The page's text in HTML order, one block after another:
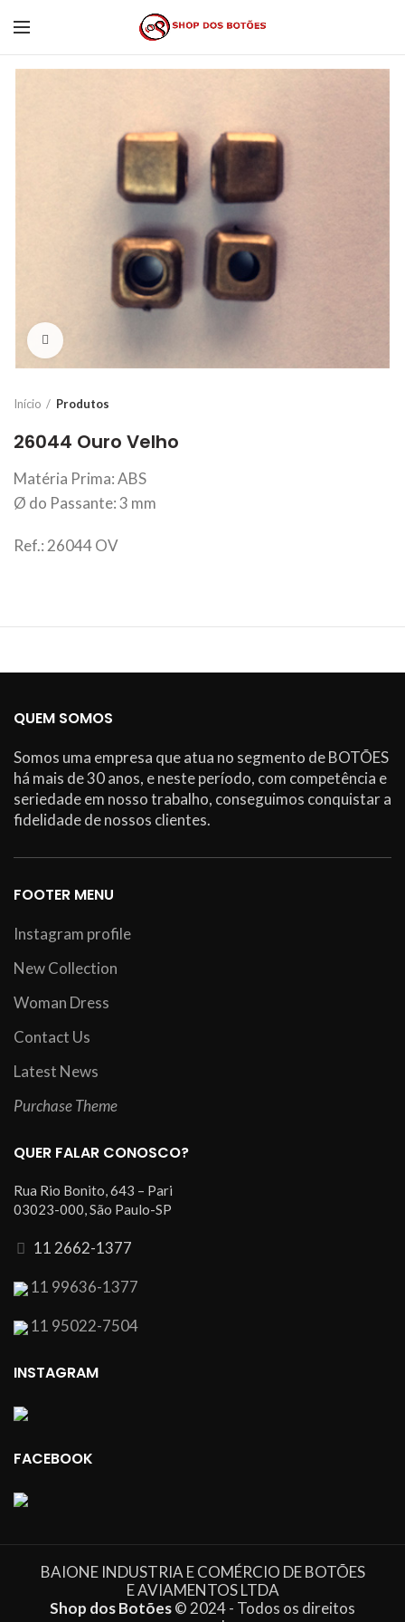
Início Produtos
26044 Ouro Velho
Matéria Prima: ABS
Ø do Passante: 3 mm
Ref.: 26044 OV
QUEM SOMOS
Somos uma empresa que atua no segmento de BOTÕES
há mais de 30 anos, e neste período, com competência e
seriedade em nosso trabalho, conseguimos conquistar a
fidelidade de nossos clientes.
FOOTER MENU
Instagram profile
New Collection
Woman Dress
Contact Us
Latest News
Purchase Theme
QUER FALAR CONOSCO?
Rua Rio Bonito, 643 – Pari
03023-000, São Paulo-SP
11 2662-1377
11 99636-1377
11 95022-7504
INSTAGRAM
FACEBOOK
BAIONE INDUSTRIA E COMÉRCIO DE BOTÕES
E AVIAMENTOS LTDA
Shop dos Botões© 2024 - Todos os direitos